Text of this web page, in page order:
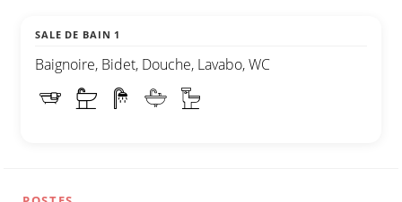
SALE DE BAIN 1
Baignoire, Bidet, Douche, Lavabo, WC